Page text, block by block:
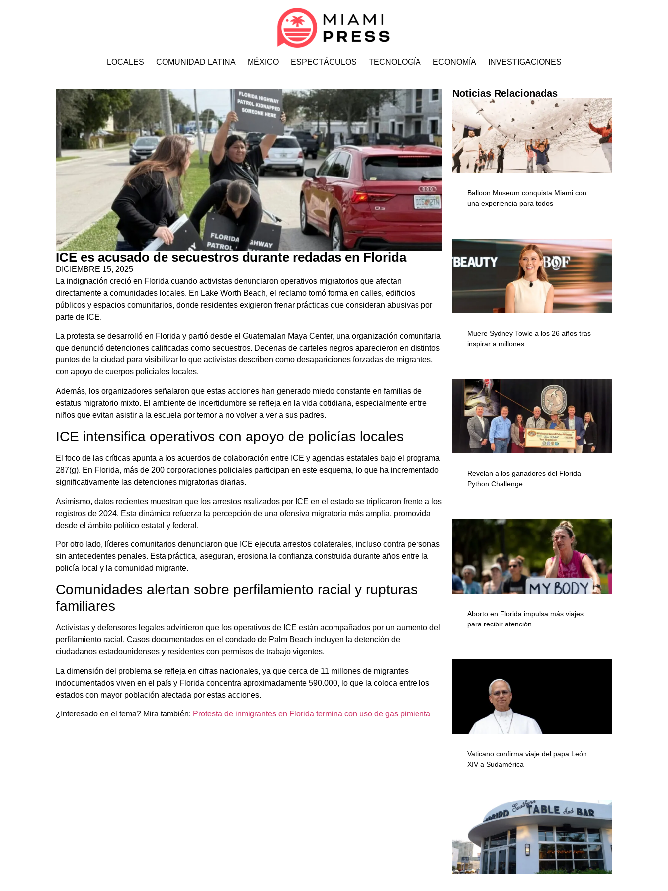
LOCALES COMUNIDAD LATINA MÉXICO ESPECTÁCULOS TECNOLOGÍA ECONOMÍA INVESTIGACIONES
ICE es acusado de secuestros durante redadas en Florida
DICIEMBRE 15, 2025
La indignación creció en Florida cuando activistas denunciaron operativos migratorios que afectan
directamente a comunidades locales. En Lake Worth Beach, el reclamo tomó forma en calles, edificios
públicos y espacios comunitarios, donde residentes exigieron frenar prácticas que consideran abusivas por
parte de ICE.
La protesta se desarrolló en Florida y partió desde el Guatemalan Maya Center, una organización comunitaria
que denunció detenciones calificadas como secuestros. Decenas de carteles negros aparecieron en distintos
puntos de la ciudad para visibilizar lo que activistas describen como desapariciones forzadas de migrantes,
con apoyo de cuerpos policiales locales.
Además, los organizadores señalaron que estas acciones han generado miedo constante en familias de
estatus migratorio mixto. El ambiente de incertidumbre se refleja en la vida cotidiana, especialmente entre
niños que evitan asistir a la escuela por temor a no volver a ver a sus padres.
ICE intensifica operativos con apoyo de policías locales
El foco de las críticas apunta a los acuerdos de colaboración entre ICE y agencias estatales bajo el programa
287(g). En Florida, más de 200 corporaciones policiales participan en este esquema, lo que ha incrementado
significativamente las detenciones migratorias diarias.
Asimismo, datos recientes muestran que los arrestos realizados por ICE en el estado se triplicaron frente a los
registros de 2024. Esta dinámica refuerza la percepción de una ofensiva migratoria más amplia, promovida
desde el ámbito político estatal y federal.
Por otro lado, líderes comunitarios denunciaron que ICE ejecuta arrestos colaterales, incluso contra personas
sin antecedentes penales. Esta práctica, aseguran, erosiona la confianza construida durante años entre la
policía local y la comunidad migrante.
Comunidades alertan sobre perfilamiento racial y rupturas
familiares
Activistas y defensores legales advirtieron que los operativos de ICE están acompañados por un aumento del
perfilamiento racial. Casos documentados en el condado de Palm Beach incluyen la detención de
ciudadanos estadounidenses y residentes con permisos de trabajo vigentes.
La dimensión del problema se refleja en cifras nacionales, ya que cerca de 11 millones de migrantes
indocumentados viven en el país y Florida concentra aproximadamente 590.000, lo que la coloca entre los
estados con mayor población afectada por estas acciones.
¿Interesado en el tema? Mira también: Protesta de inmigrantes en Florida termina con uso de gas pimienta
Noticias Relacionadas
Balloon Museum conquista Miami con
una experiencia para todos
Muere Sydney Towle a los 26 años tras
inspirar a millones
Revelan a los ganadores del Florida
Python Challenge
Aborto en Florida impulsa más viajes
para recibir atención
Vaticano confirma viaje del papa León
XIV a Sudamérica